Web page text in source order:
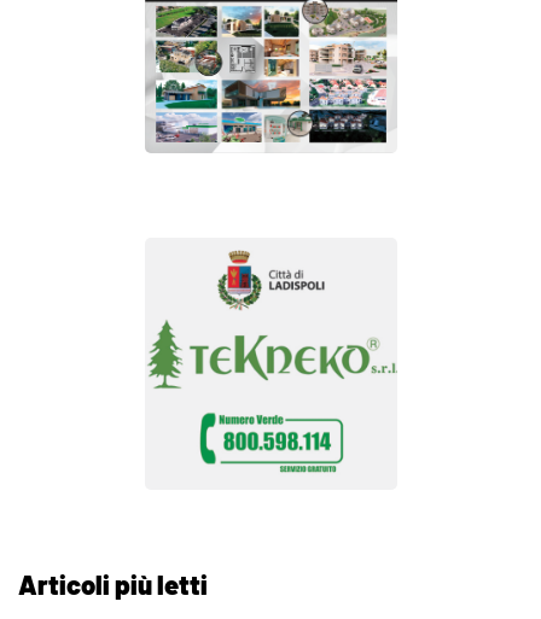
Articoli più letti